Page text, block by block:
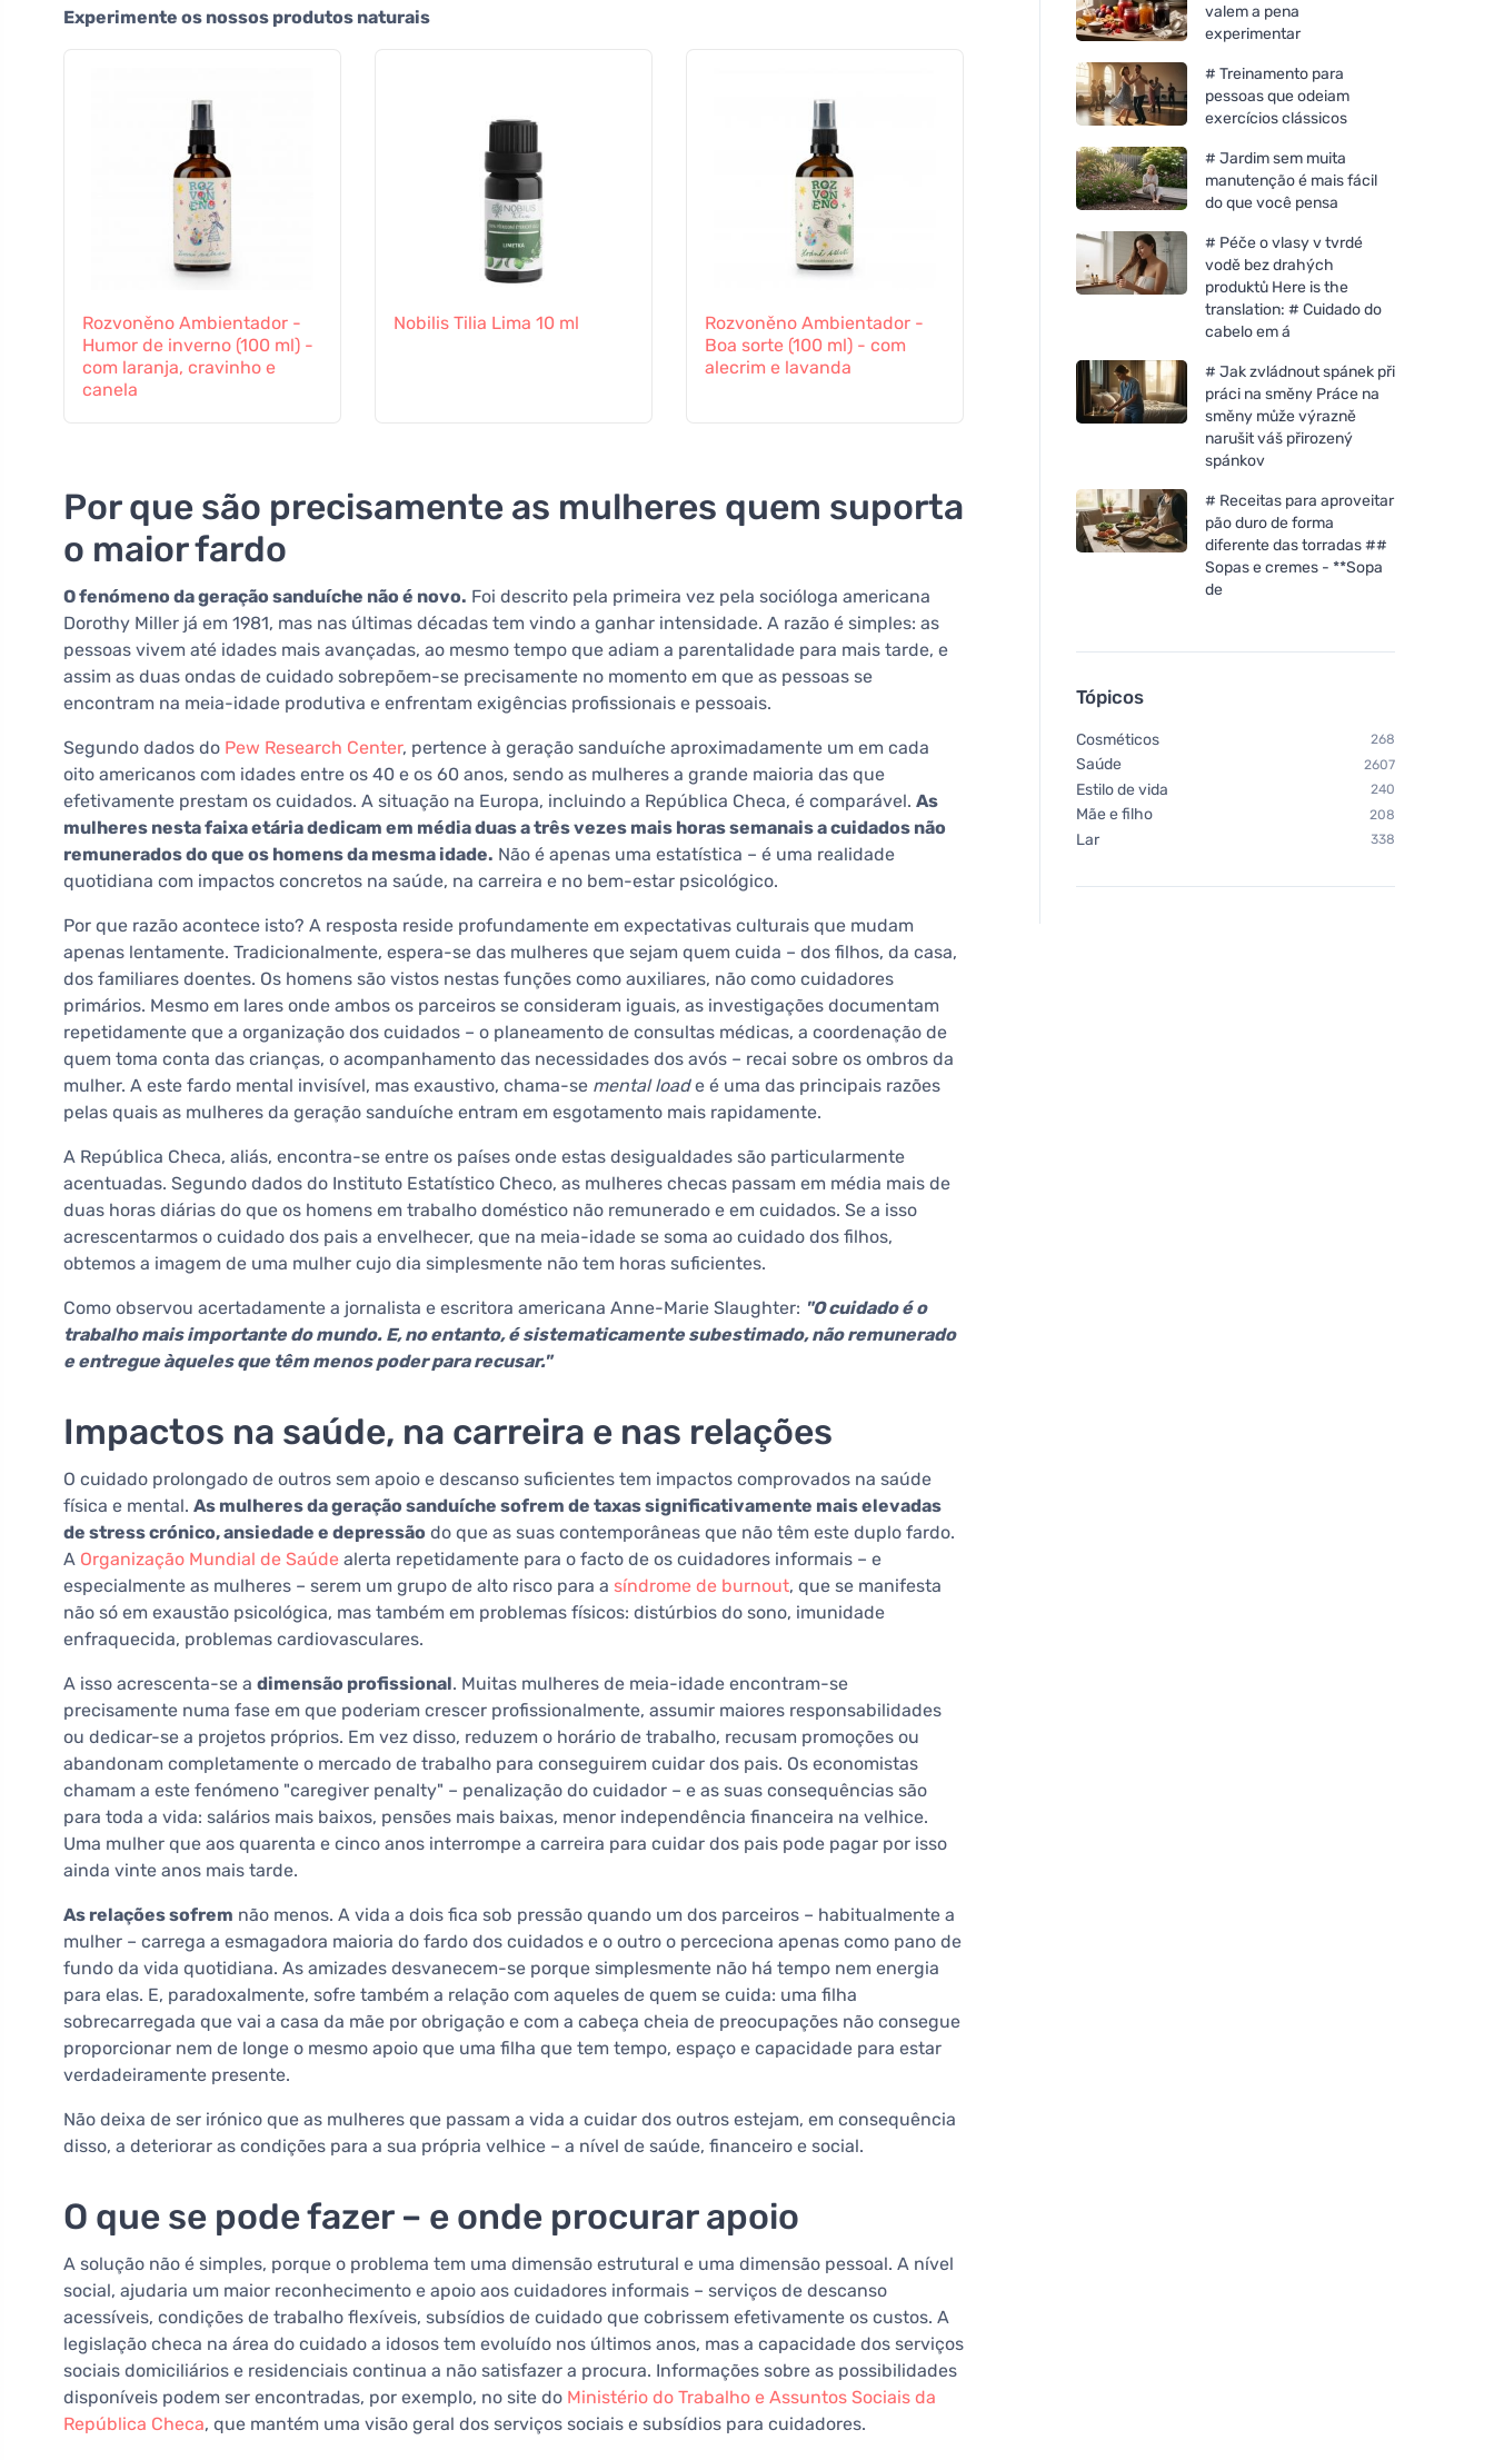
Experimente os nossos produtos naturais
Rozvoněno Ambientador -
Humor de inverno (100 ml) -
com laranja, cravinho e
canela
Nobilis Tilia Lima 10 ml
Rozvoněno Ambientador -
Boa sorte (100 ml) - com
alecrim e lavanda
Mulieres Vela em vidro - sem
horas de combustão
Por que são precisamente as mulheres quem suporta
o maior fardo
O fenómeno da geração sanduíche não é novo. Foi descrito pela primeira vez pela socióloga americana
Dorothy Miller já em 1981, mas nas últimas décadas tem vindo a ganhar intensidade. A razão é simples: as
pessoas vivem até idades mais avançadas, ao mesmo tempo que adiam a parentalidade para mais tarde, e
assim as duas ondas de cuidado sobrepõem-se precisamente no momento em que as pessoas se
encontram na meia-idade produtiva e enfrentam exigências profissionais e pessoais.
Segundo dados do Pew Research Center, pertence à geração sanduíche aproximadamente um em cada
oito americanos com idades entre os 40 e os 60 anos, sendo as mulheres a grande maioria das que
efetivamente prestam os cuidados. A situação na Europa, incluindo a República Checa, é comparável. As
mulheres nesta faixa etária dedicam em média duas a três vezes mais horas semanais a cuidados não
remunerados do que os homens da mesma idade. Não é apenas uma estatística – é uma realidade
quotidiana com impactos concretos na saúde, na carreira e no bem-estar psicológico.
Por que razão acontece isto? A resposta reside profundamente em expectativas culturais que mudam
apenas lentamente. Tradicionalmente, espera-se das mulheres que sejam quem cuida – dos filhos, da casa,
dos familiares doentes. Os homens são vistos nestas funções como auxiliares, não como cuidadores
primários. Mesmo em lares onde ambos os parceiros se consideram iguais, as investigações documentam
repetidamente que a organização dos cuidados – o planeamento de consultas médicas, a coordenação de
quem toma conta das crianças, o acompanhamento das necessidades dos avós – recai sobre os ombros da
mulher. A este fardo mental invisível, mas exaustivo, chama-se mental loade é uma das principais razões
pelas quais as mulheres da geração sanduíche entram em esgotamento mais rapidamente.
A República Checa, aliás, encontra-se entre os países onde estas desigualdades são particularmente
acentuadas. Segundo dados do Instituto Estatístico Checo, as mulheres checas passam em média mais de
duas horas diárias do que os homens em trabalho doméstico não remunerado e em cuidados. Se a isso
acrescentarmos o cuidado dos pais a envelhecer, que na meia-idade se soma ao cuidado dos filhos,
obtemos a imagem de uma mulher cujo dia simplesmente não tem horas suficientes.
Como observou acertadamente a jornalista e escritora americana Anne-Marie Slaughter: "O cuidado é o
trabalho mais importante do mundo. E, no entanto, é sistematicamente subestimado, não remunerado
e entregue àqueles que têm menos poder para recusar."
Impactos na saúde, na carreira e nas relações
O cuidado prolongado de outros sem apoio e descanso suficientes tem impactos comprovados na saúde
física e mental. As mulheres da geração sanduíche sofrem de taxas significativamente mais elevadas
de stress crónico, ansiedade e depressão do que as suas contemporâneas que não têm este duplo fardo.
A Organização Mundial de Saúde alerta repetidamente para o facto de os cuidadores informais – e
especialmente as mulheres – serem um grupo de alto risco para a síndrome de burnout, que se manifesta
não só em exaustão psicológica, mas também em problemas físicos: distúrbios do sono, imunidade
enfraquecida, problemas cardiovasculares.
A isso acrescenta-se a dimensão profissional. Muitas mulheres de meia-idade encontram-se
precisamente numa fase em que poderiam crescer profissionalmente, assumir maiores responsabilidades
ou dedicar-se a projetos próprios. Em vez disso, reduzem o horário de trabalho, recusam promoções ou
abandonam completamente o mercado de trabalho para conseguirem cuidar dos pais. Os economistas
chamam a este fenómeno "caregiver penalty" – penalização do cuidador – e as suas consequências são
para toda a vida: salários mais baixos, pensões mais baixas, menor independência financeira na velhice.
Uma mulher que aos quarenta e cinco anos interrompe a carreira para cuidar dos pais pode pagar por isso
ainda vinte anos mais tarde.
As relações sofrem não menos. A vida a dois fica sob pressão quando um dos parceiros – habitualmente a
mulher – carrega a esmagadora maioria do fardo dos cuidados e o outro o perceciona apenas como pano de
fundo da vida quotidiana. As amizades desvanecem-se porque simplesmente não há tempo nem energia
para elas. E, paradoxalmente, sofre também a relação com aqueles de quem se cuida: uma filha
sobrecarregada que vai a casa da mãe por obrigação e com a cabeça cheia de preocupações não consegue
proporcionar nem de longe o mesmo apoio que uma filha que tem tempo, espaço e capacidade para estar
verdadeiramente presente.
Não deixa de ser irónico que as mulheres que passam a vida a cuidar dos outros estejam, em consequência
disso, a deteriorar as condições para a sua própria velhice – a nível de saúde, financeiro e social.
O que se pode fazer – e onde procurar apoio
A solução não é simples, porque o problema tem uma dimensão estrutural e uma dimensão pessoal. A nível
social, ajudaria um maior reconhecimento e apoio aos cuidadores informais – serviços de descanso
acessíveis, condições de trabalho flexíveis, subsídios de cuidado que cobrissem efetivamente os custos. A
legislação checa na área do cuidado a idosos tem evoluído nos últimos anos, mas a capacidade dos serviços
sociais domiciliários e residenciais continua a não satisfazer a procura. Informações sobre as possibilidades
disponíveis podem ser encontradas, por exemplo, no site do Ministério do Trabalho e Assuntos Sociais da
República Checa, que mantém uma visão geral dos serviços sociais e subsídios para cuidadores.
valem a pena
experimentar
# Treinamento para
pessoas que odeiam
exercícios clássicos
# Jardim sem muita
manutenção é mais fácil
do que você pensa
# Péče o vlasy v tvrdé
vodě bez drahých
produktů Here is the
translation: # Cuidado do
cabelo em á
# Jak zvládnout spánek při
práci na směny Práce na
směny může výrazně
narušit váš přirozený
spánkov
# Receitas para aproveitar
pão duro de forma
diferente das torradas ##
Sopas e cremes - **Sopa
de
Tópicos
Cosméticos 268
Saúde 2607
Estilo de vida 240
Mãe e filho 208
Lar 338